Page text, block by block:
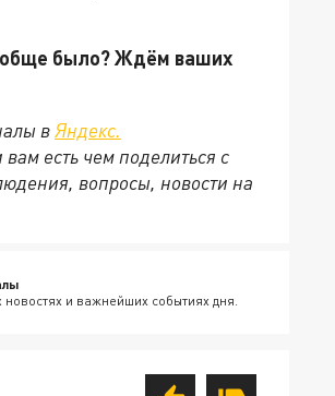
было? Ждём ваших
вЯндекс.
вам есть чем поделиться с
вопросы, новости на
и важнейших событиях дня.